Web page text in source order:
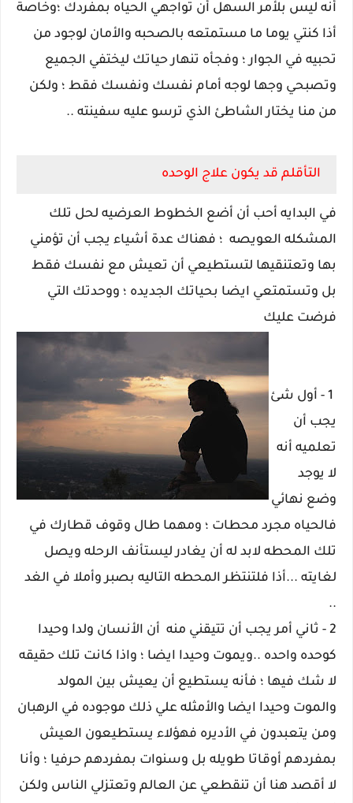
أنه ليس بلأمر السهل أن تواجهي الحياه بمفردك ؛وخاصة
أذا كنتي يوما ما مستمتعه بالصحبه والأمان لوجود من
تحبيه في الجوار ؛ وفجأه تنهار حياتك ليختفي الجميع
وتصبحي وجها لوجه أمام نفسك ونفسك فقط ؛ ولكن
من منا يختار الشاطئ الذي ترسو عليه سفينته ..
التأقلم قد يكون علاج الوحده
في البدايه أحب أن أضع الخطوط العرضيه لحل تلك
المشكله العويصه ؛ فهناك عدة أشياء يجب أن تؤمني
بها وتعتنقيها لتستطيعي أن تعيش مع نفسك فقط
بل وتستمتعي ايضا بحياتك الجديده ؛ ووحدتك التي
فرضت عليك
1 - أول شئ
يجب أن
تعلميه أنه
لا يوجد
وضع نهائي
فالحياه مجرد محطات ؛ ومهما طال وقوف قطارك في
تلك المحطه لابد له أن يغادر ليستأنف الرحله ويصل
لغايته ...أذا فلتنتظر المحطه التاليه بصبر وأملا في الغد
..
2 - ثاني أمر يجب أن تتيقني منه أن الأنسان ولدا وحيدا
كوحده واحده ..ويموت وحيدا ايضا ؛ واذا كانت تلك حقيقه
لا شك فيها ؛ فأنه يستطيع أن يعيش بين المولد
والموت وحيدا ايضا والأمثله علي ذلك موجوده في الرهبان
ومن يتعبدون في الأديره فهؤلاء يستطيعون العيش
بمفردهم أوقاتا طويله بل وسنوات بمفردهم حرفيا ؛ وأنا
لا أقصد هنا أن تنقطعي عن العالم وتعتزلي الناس ولكن